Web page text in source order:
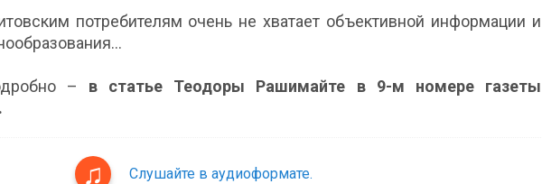
потребителям очень не хватает объективной информации и
– в статье Теодоры Рашимайте в 9-м номере газеты
Слушайте в аудиоформате.